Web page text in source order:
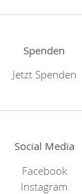
Spenden
Jetzt Spenden
Social Media
Facebook
Instagram